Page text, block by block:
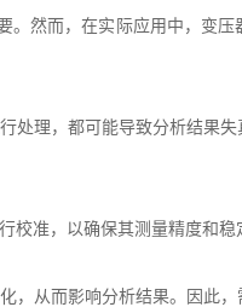
然而，在实际应用中，变压
理，都可能导致分析结果失
准，以确保其测量精度和稳
从而影响分析结果。因此，